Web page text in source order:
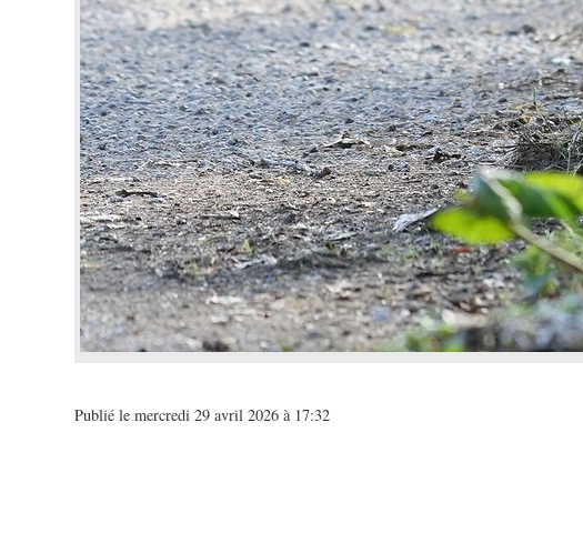
Publié le mercredi 29 avril 2026 à 17:32